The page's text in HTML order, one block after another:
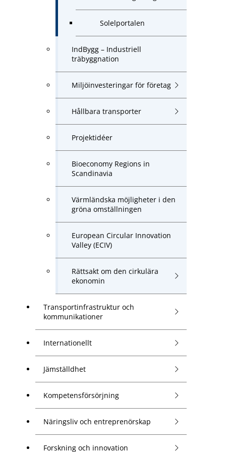
Solelportalen
IndBygg – Industriell
träbyggnation
Miljöinvesteringar för företag
Hållbara transporter
Projektidéer
Bioeconomy Regions in
Scandinavia
Värmländska möjligheter i den
gröna omställningen
European Circular Innovation
Valley (ECIV)
Rättsakt om den cirkulära
ekonomin
Transportinfrastruktur och
kommunikationer
Internationellt
Jämställdhet
Kompetensförsörjning
Näringsliv och entreprenörskap
Forskning och innovation